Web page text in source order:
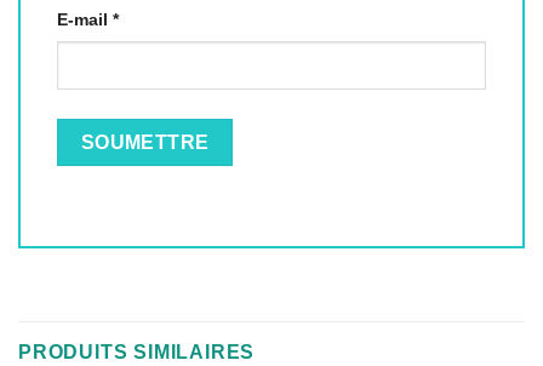
E-mail *
PRODUITS SIMILAIRES